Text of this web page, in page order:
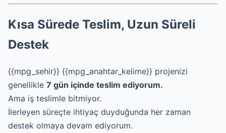
Kısa Sürede Teslim, Uzun Süreli
Destek
{{mpg_sehir}} {{mpg_anahtar_kelime}} projenizi
genellikle 7 gün içinde teslim ediyorum.
Ama iş teslimle bitmiyor.
İlerleyen süreçte ihtiyaç duyduğunda her zaman
destek olmaya devam ediyorum.